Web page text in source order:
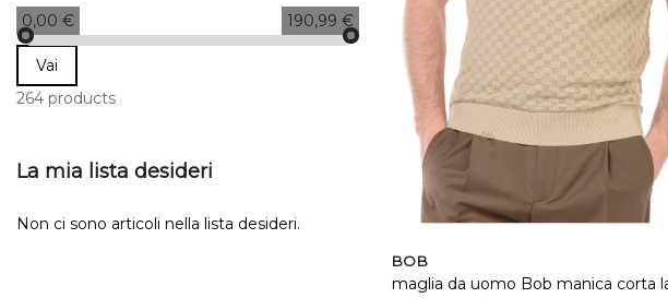
BOB
maglia da uomo Bob manica corta
0,00 € 190,99 €
Vai
264 products
La mia lista desideri
Non ci sono articoli nella lista desideri.